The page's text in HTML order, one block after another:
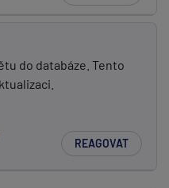
do databáze. Tento
REAGOVAT